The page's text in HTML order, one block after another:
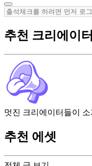
추천 크리에이터
멋진 크리에이터들이
추천 에셋